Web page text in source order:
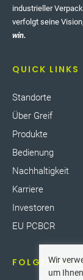
industrieller
verfolgt seine Vision,
win.
QUICK LINKS
Standorte
Über Greif
Produkte
Bedienung
Nachhaltigkeit
Karriere
Investoren
EU PCBCR
FOLGEN SIE
Wir
um